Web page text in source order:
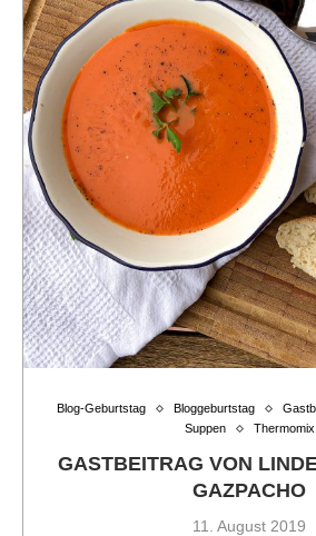
Blog-Geburtstag Bloggeburtstag
Suppen
Thermomix
GASTBEITRAG VON
GAZPACHO
11. August 2019